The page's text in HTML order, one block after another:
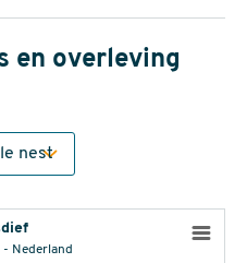
en overleving
- Nederland